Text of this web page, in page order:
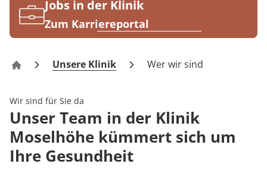
Blog
Jobs in der Klinik
Zum Karriereportal
Reha-Zentrum Bernkastel-Kues Klinik Moselhöhe
Unsere Klinik Wer wir sind
Wir sind für Sie da
Unser Team in der Klinik
Moselhöhe kümmert sich um
Ihre Gesundheit